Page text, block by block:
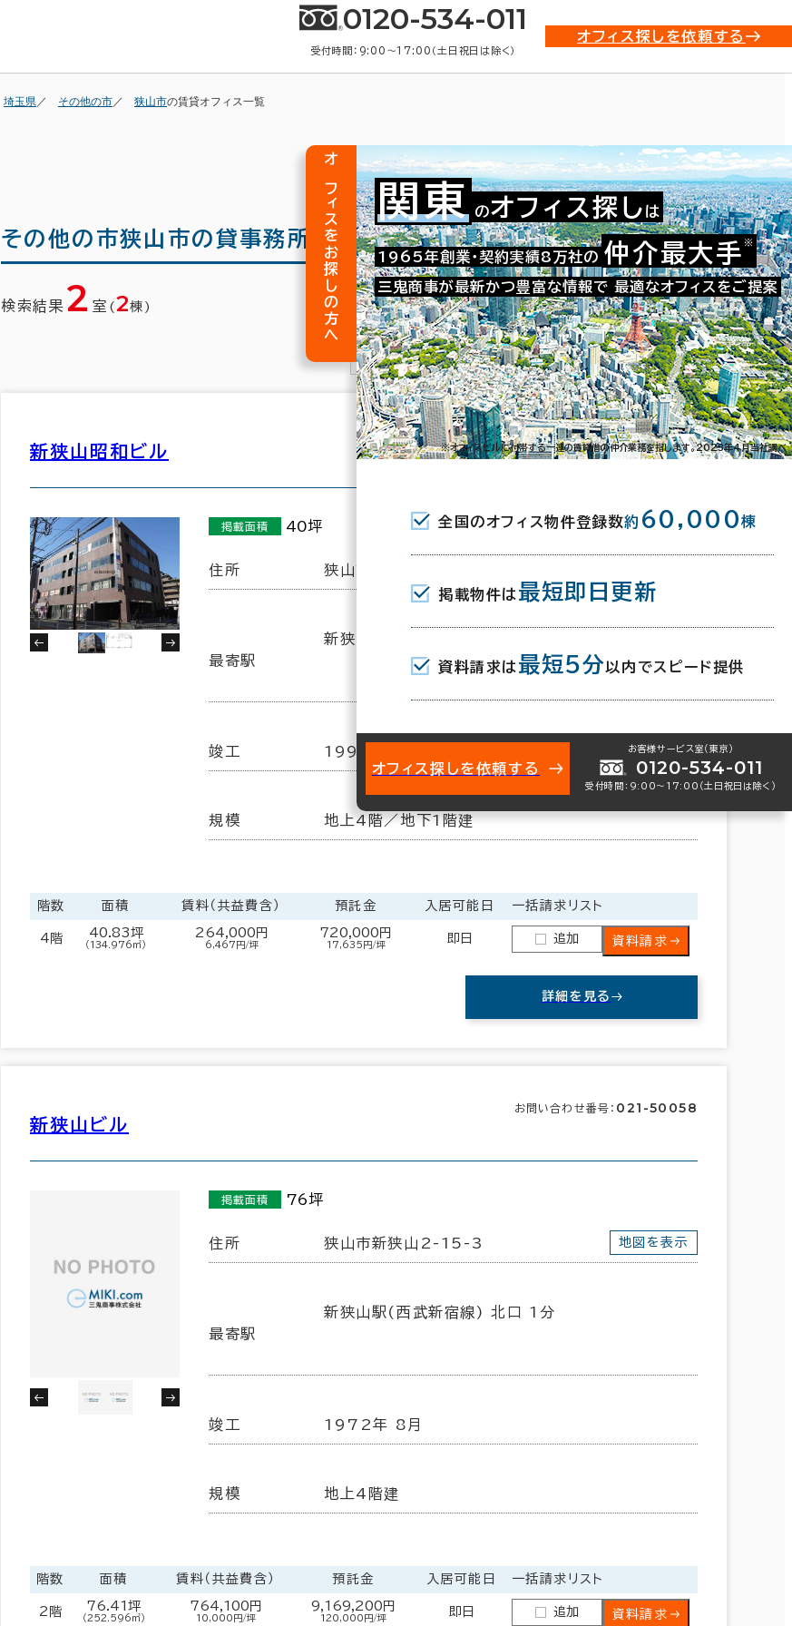
0120-534-011
受付時間：9:00〜17:00（土日祝日は除く）
オフィス探しを依頼する
埼玉県 その他の市 狭山市の賃貸オフィス一覧
その他の市狭山市の貸事務所(賃貸事務所)・賃貸オフィス物件一覧
検索結果 2 室 ( 2棟) 条件で絞り込む
1
新狭山昭和ビル
お問い合わせ番号：021-40705
掲載面積 40坪
住所 狭山市新狭山2-14-10
最寄駅
新狭山駅(西武新宿線) 北口 2分
竣工 1991年 1月
規模 地上4階／地下1階建
階数 面積 賃料（共益費含） 預託金 入居可能日 一括請求リスト
4階 40.83坪
（134.976㎡）
264,000円
6,467円/坪
720,000円
17,635円/坪 即日 追加 資料請求
詳細を見る
新狭山ビル
お問い合わせ番号： 021-50058
掲載面積 76坪
住所 狭山市新狭山2-15-3 地図を表示
最寄駅
新狭山駅(西武新宿線) 北口 1分
竣工 1972年 8月
規模 地上4階建
階数 面積 賃料（共益費含） 預託金 入居可能日 一括請求リスト
2階 76.41坪
（252.596㎡）
764,100円
10,000円/坪
9,169,200円
120,000円/坪 即日 追加 資料請求
オフィスをお探しの方へ 関東 のオフィス探し は
1965年創業・契約実績8万社の 仲介最大手 ※
三鬼商事が最新かつ豊富な情報で 最適なオフィスをご提案
※オフィスビルに付帯する一連の賃貸借の仲介業務を指します。2023年4月当社調べ
全国のオフィス物件登録数約 60,000棟
掲載物件は 最短即日更新
資料請求は 最短5分 以内でスピード提供
オフィス探しを依頼する
お客様サービス室（東京）
0120-534-011
受付時間：9:00〜17:00（土日祝日は除く）